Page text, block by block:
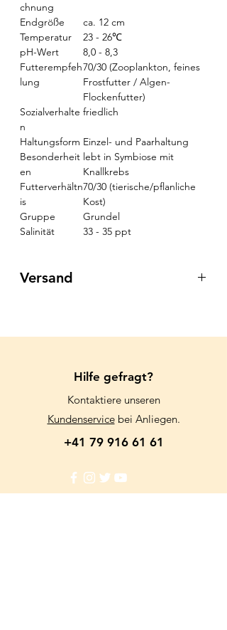
chnung
Endgröße
ca. 12 cm
Temperatur
23 - 26℃
pH-Wert
8,0 - 8,3
Futterempfeh
lung
70/30 (Zooplankton, feines
Frostfutter / Algen-
Flockenfutter)
Sozialverhalte
n
friedlich
Haltungsform Einzel- und Paarhaltung
Besonderheit
en
lebt in Symbiose mit
Knallkrebs
Futterverhältn
is
70/30 (tierische/pflanliche
Kost)
Gruppe
Grundel
Salinität
33 - 35 ppt
Versand
Wir danken für Ihr Verständnis.
Hilfe gefragt?
Kontaktiere unseren
Kundenservicebei Anliegen.
+41 79 916 61 61